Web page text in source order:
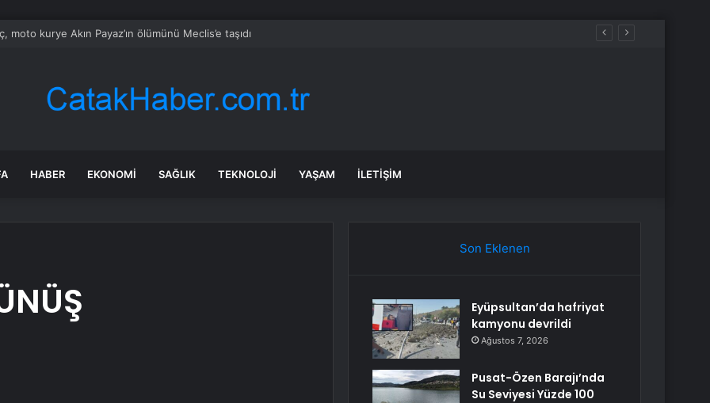
moto kurye Akın Payaz’ın ölümünü Meclis’e taşıdı
HABER EKONOMI SAĞLIK TEKNOLOJI YAŞAM İLETIŞIM
Son Eklenen
Eyüpsultan’da hafriyat
kamyonu devrildi
Ağustos 7, 2026
Pusat-Özen Barajı’nda
Su Seviyesi Yüzde 100